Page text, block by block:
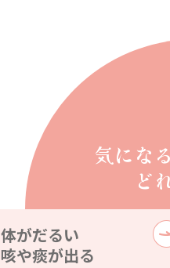
気にな
ど
体がだるい
咳や痰が出る